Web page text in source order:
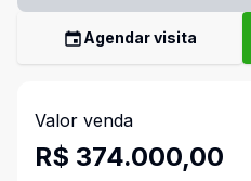
Agendar visita
Valor venda
R$ 374.000,00